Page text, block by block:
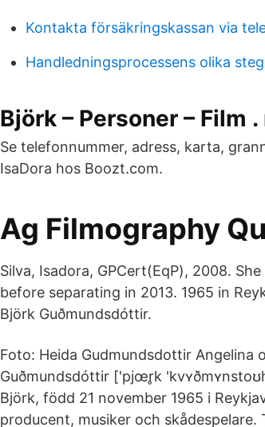
Kontakta försäkringskassan via
Handledningsprocessens olika steg
Björk – Personer – Film .
Se telefonnummer, adress, karta,
IsaDora hos Boozt.com.
Ag Filmography
Silva, Isadora, GPCert(EqP), 2008.
before separating in 2013. 1965 in
Björk Guðmundsdóttir.
Foto: Heida Gudmundsdottir Angelina
Guðmundsdóttir ['pjœr̥k
Björk, född 21 november 1965 i
producent, musiker och